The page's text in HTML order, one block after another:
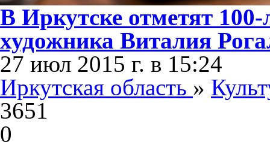
В Иркутске отметят
художника Виталия
27 июл 2015 г. в 15:24
Иркутская область »
3651
0